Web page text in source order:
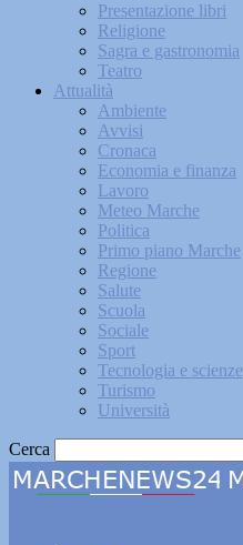
Presentazione libri
Religione
Sagra e gastronomia
Teatro
Attualità
Ambiente
Avvisi
Cronaca
Economia e finanza
Lavoro
Meteo Marche
Politica
Primo piano Marche
Regione
Salute
Scuola
Sociale
Sport
Tecnologia e scienze
Turismo
Università
Cerca